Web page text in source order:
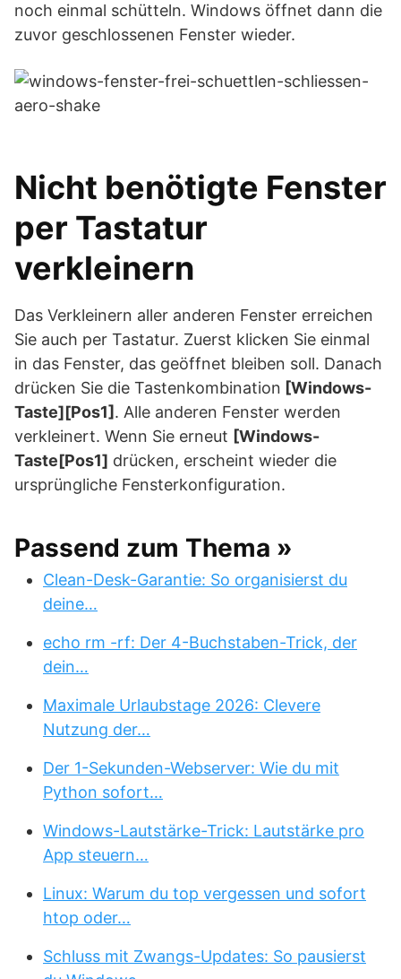
noch einmal schütteln. Windows öffnet dann die
zuvor geschlossenen Fenster wieder.
Nicht benötigte Fenster
per Tastatur
verkleinern
Das Verkleinern aller anderen Fenster erreichen
Sie auch per Tastatur. Zuerst klicken Sie einmal
in das Fenster, das geöffnet bleiben soll. Danach
drücken Sie die Tastenkombination [Windows-
Taste][Pos1] . Alle anderen Fenster werden
verkleinert. Wenn Sie erneut [Windows-
Taste[Pos1] drücken, erscheint wieder die
ursprüngliche Fensterkonfiguration.
Passend zum Thema »
Clean-Desk-Garantie: So organisierst du
deine…
echo rm -rf: Der 4-Buchstaben-Trick, der
dein…
Maximale Urlaubstage 2026: Clevere
Nutzung der…
Der 1-Sekunden-Webserver: Wie du mit
Python sofort…
Windows-Lautstärke-Trick: Lautstärke pro
App steuern…
Linux: Warum du top vergessen und sofort
htop oder…
Schluss mit Zwangs-Updates: So pausierst